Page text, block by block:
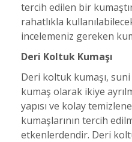
tercih edilen bir
rahatlıkla
incelemeniz gereken
Deri Koltuk Kumaşı
Deri koltuk kumaşı,
kumaş olarak ikiye
yapısı ve kolay
kumaşlarının tercih
etkenlerdendir. Deri